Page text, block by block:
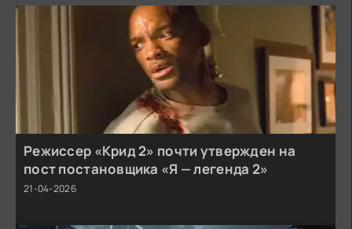
Режиссер «Крид 2» почти утвержден на
пост постановщика «Я — легенда 2»
21-04-2026